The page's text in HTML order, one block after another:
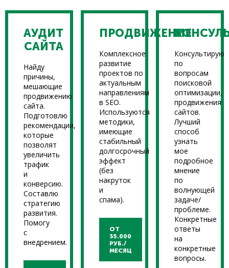
АУДИТ
САЙТА
Найду
причины,
мешающие
продвижению
сайта.
Подготовлю
рекомендации,
которые
позволят
увеличить
трафик
и
конверсию.
Составлю
стратегию
развития.
Помогу
с
внедрением.
ПРОДВИЖЕНИЕ
Комплексное
развитие
проектов по
актуальным
направлениям
в SEO.
Используются
методики,
имеющие
стабильный
долгосрочный
эффект
(без
накруток
и
спама).
ОТ
35.000
РУБ./
МЕСЯЦ
Консультирую
по
вопросам
поисковой
оптимизации,
продвижения
сайтов.
Лучший
способ
узнать
мое
подробное
мнение
по
волнующей
задаче/
проблеме.
Конкретные
ответы
на
конкретные
вопросы.